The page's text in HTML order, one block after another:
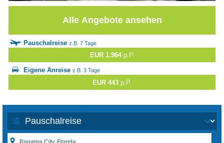
Alle Angebote ansehen
Pauschalreise z.B. 7 Tage
EUR 1.964 p.P.
Eigene Anreise z.B. 3 Tage
EUR 443 p.P.